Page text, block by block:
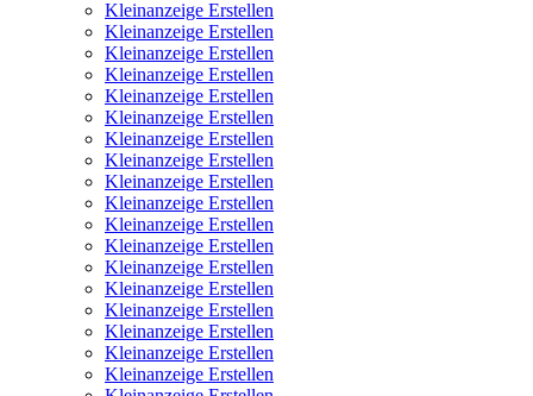
Kleinanzeige Erstellen
Kleinanzeige Erstellen
Kleinanzeige Erstellen
Kleinanzeige Erstellen
Kleinanzeige Erstellen
Kleinanzeige Erstellen
Kleinanzeige Erstellen
Kleinanzeige Erstellen
Kleinanzeige Erstellen
Kleinanzeige Erstellen
Kleinanzeige Erstellen
Kleinanzeige Erstellen
Kleinanzeige Erstellen
Kleinanzeige Erstellen
Kleinanzeige Erstellen
Kleinanzeige Erstellen
Kleinanzeige Erstellen
Kleinanzeige Erstellen